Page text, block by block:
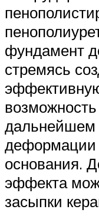
фундамент
стремясь
дальнейшем
деформации
основания.
эффекта
засыпки